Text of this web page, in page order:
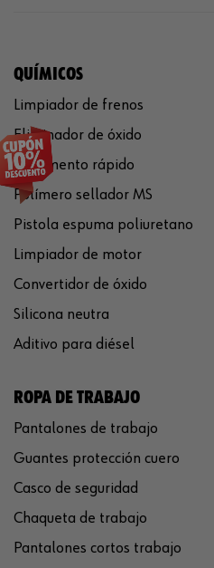
QUÍMICOS
Limpiador de frenos
Eliminador de óxido
Pegamento rápido
Polímero sellador MS
Pistola espuma poliuretano
Limpiador de motor
Convertidor de óxido
Silicona neutra
Aditivo para diésel
ROPA DE TRABAJO
Pantalones de trabajo
Guantes protección cuero
Casco de seguridad
Chaqueta de trabajo
Pantalones cortos trabajo